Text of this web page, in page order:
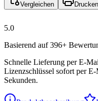
Vergleichen Drucken
5.0
Basierend auf 396+
Schnelle Lieferung per E-
Lizenzschlüssel sofort per
Sekunden.